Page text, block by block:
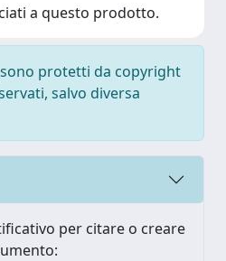
a questo prodotto.
protetti da copyright
salvo diversa
per citare o creare